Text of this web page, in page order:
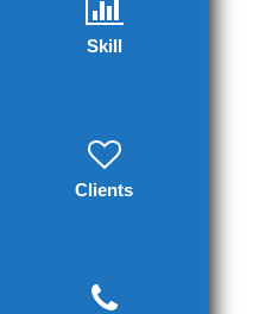
Skill
Clients